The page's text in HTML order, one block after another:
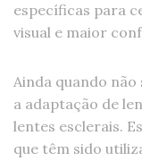
específicas para
visual e maior
Ainda quando
a adaptação de
lentes esclerais.
que têm sido